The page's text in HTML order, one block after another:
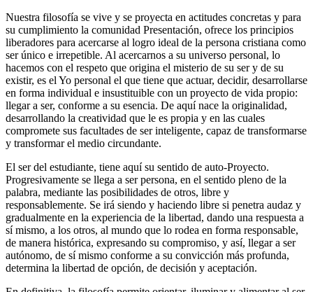
Nuestra filosofía se vive y se proyecta en actitudes concretas y para
su cumplimiento la comunidad Presentación, ofrece los principios
liberadores para acercarse al logro ideal de la persona cristiana como
ser único e irrepetible. Al acercarnos a su universo personal, lo
hacemos con el respeto que origina el misterio de su ser y de su
existir, es el Yo personal el que tiene que actuar, decidir, desarrollarse
en forma individual e insustituible con un proyecto de vida propio:
llegar a ser, conforme a su esencia. De aquí nace la originalidad,
desarrollando la creatividad que le es propia y en las cuales
compromete sus facultades de ser inteligente, capaz de transformarse
y transformar el medio circundante.
El ser del estudiante, tiene aquí su sentido de auto-Proyecto.
Progresivamente se llega a ser persona, en el sentido pleno de la
palabra, mediante las posibilidades de otros, libre y
responsablemente. Se irá siendo y haciendo libre si penetra audaz y
gradualmente en la experiencia de la libertad, dando una respuesta a
sí mismo, a los otros, al mundo que lo rodea en forma responsable,
de manera histórica, expresando su compromiso, y así, llegar a ser
autónomo, de sí mismo conforme a su convicción más profunda,
determina la libertad de opción, de decisión y aceptación.